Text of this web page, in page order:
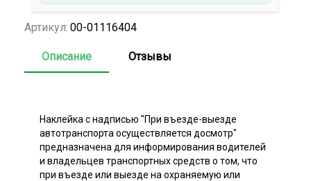
Артикул: 00-01116404
Описание Отзывы
Наклейка с надписью "При въезде-выезде
автотранспорта осуществляется досмотр"
предназначена для информирования водителей
и владельцев транспортных средств о том, что
при въезде или выезде на охраняемую или